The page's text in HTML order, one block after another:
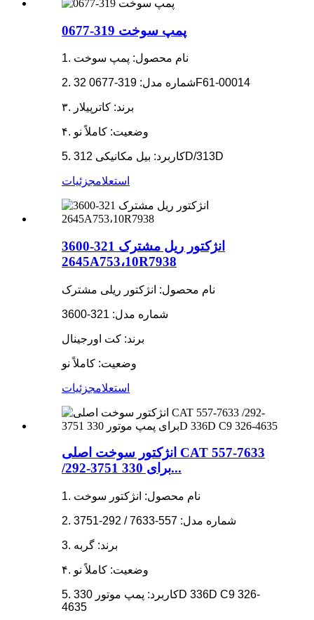
پمپ سوخت 319-0677
1. نام محصول: پمپ سوخت
2. شماره مدل: 319-0677 32F61-00014
۳. برند: کاترپیلار
۴. وضعیت: کاملاً نو
5. کاربرد: بیل مکانیکی 312D/313D
استعلامجزئیات
انژکتور ریل مشترک 321-3600
2645A753،10R7938
نام محصول: انژکتور ریلی مشترک
شماره مدل: 321-3600
برند: کت اورجینال
وضعیت: کاملاً نو
استعلامجزئیات
انژکتور سوخت اصلی CAT 557-7633
/292-3751 برای 330...
1. نام محصول: انژکتور سوخت
2. شماره مدل: 557-7633 / 292-3751
3. برند: گربه
۴. وضعیت: کاملاً نو
5. کاربرد: پمپ موتور 330D 336D C9 326-
4635